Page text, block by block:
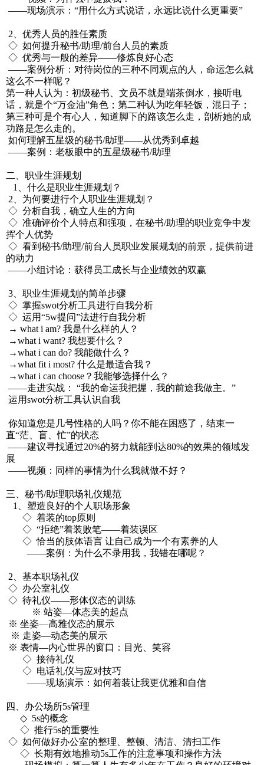
——现场演示：“用什么方式说话，永远比说什么更重要”
2、优秀人员的胜任素质
◇ 如何提升秘书/助理/前台人员的素质
◇ 优秀与一般的差异——修炼良好心态
——案例分析：对待岗位的三种不同观点的人，命运怎么就
这么不一样呢？
第一种人认为：初级秘书、文员不就是端茶倒水，接听电
话，就是个“万金油”角色；第二种认为吃年轻饭，混日子；
第三种可是个有心人，知道脚下的路该怎么走，剖析她的成
功路是怎么走的。
如何理解五星级的秘书/助理——从优秀到卓越
——案例：老板眼中的五星级秘书/助理
二、职业生涯规划
1、什么是职业生涯规划？
2、为何要进行个人职业生涯规划？
◇ 分析自我，确立人生的方向
◇ 准确评价个人特点和强项，在秘书/助理的职业竞争中发
挥个人优势
◇ 看到秘书/助理/前台人员职业发展规划的前景，提供前进
的动力
——小组讨论：获得员工成长与企业绩效的双赢
3、职业生涯规划的简单步骤
◇ 掌握swot分析工具进行自我分析
◇ 运用“5w提问”法进行自我分析
→ what i am? 我是什么样的人？
→what i want? 我想要什么？
→what i can do? 我能做什么？
→what fit i most? 什么是最适合我？
→what i can choose？我能够选择什么？
——走进实战： “我的命运我把握，我的前途我做主。”
运用swot分析工具认识自我
你知道您是几号性格的人吗？你不能在困惑了，结束一
直“茫、盲、忙”的状态
——建议寻找通过20%的努力就能到达80%的效果的领域发
展
——视频：同样的事情为什么我就做不好？
三、秘书/助理职场礼仪规范
1、塑造良好的个人职场形象
◇ 着装的top原则
◇ “拒绝”着装败笔——着装误区
◇ 恰当的肢体语言 让自己成为一个有素养的人
——案例：为什么不录用我，我错在哪呢？
2、基本职场礼仪
◇ 办公室礼仪
◇ 待礼仪——形体仪态的训练
※ 站姿—体态美的起点
※ 坐姿—高雅仪态的展示
※ 走姿—动态美的展示
※ 表情—内心世界的窗口：目光、笑容
◇ 接待礼仪
◇ 电话礼仪与应对技巧
——现场演示：如何着装让我更优雅和自信
四、办公场所5s管理
◇ 5s的概念
◇ 推行5s的重要性
◇ 如何做好办公室的整理、整顿、清洁、清扫工作
◇ 长期有效地推动5s工作的注意事项和操作方法